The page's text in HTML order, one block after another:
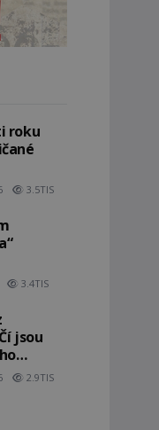
roku
3.5TIS
3.4TIS
jsou
2.9TIS